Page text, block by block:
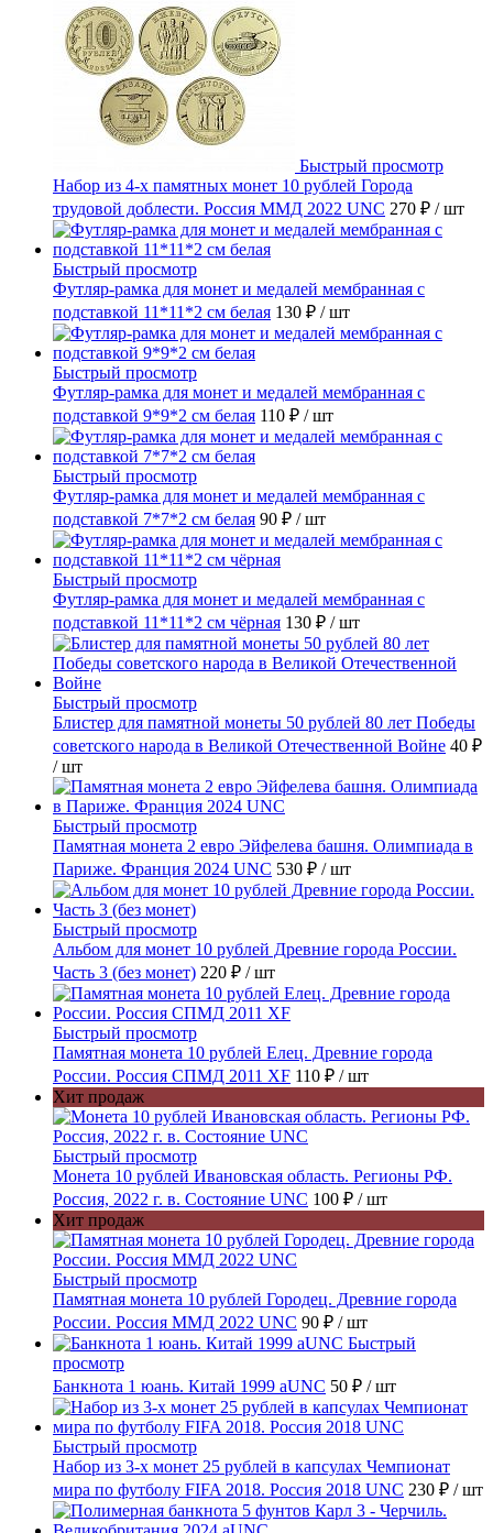
Быстрый просмотр
Набор из 4-х памятных монет 10 рублей Города
трудовой доблести. Россия ММД 2022 UNC 270 ₽ / шт
Быстрый просмотр
Футляр-рамка для монет и медалей мембранная с
подставкой 11*11*2 см белая 130 ₽ / шт
Быстрый просмотр
Футляр-рамка для монет и медалей мембранная с
подставкой 9*9*2 см белая 110 ₽ / шт
Быстрый просмотр
Футляр-рамка для монет и медалей мембранная с
подставкой 7*7*2 см белая 90 ₽ / шт
Быстрый просмотр
Футляр-рамка для монет и медалей мембранная с
подставкой 11*11*2 см чёрная 130 ₽ / шт
Быстрый просмотр
Блистер для памятной монеты 50 рублей 80 лет Победы
советского народа в Великой Отечественной Войне 40 ₽
/ шт
Быстрый просмотр
Памятная монета 2 евро Эйфелева башня. Олимпиада в
Париже. Франция 2024 UNC 530 ₽ / шт
Быстрый просмотр
Альбом для монет 10 рублей Древние города России.
Часть 3 (без монет) 220 ₽ / шт
Быстрый просмотр
Памятная монета 10 рублей Елец. Древние города
России. Россия СПМД 2011 XF 110 ₽ / шт
Хит продаж
Быстрый просмотр
Монета 10 рублей Ивановская область. Регионы РФ.
Россия, 2022 г. в. Состояние UNC 100 ₽ / шт
Хит продаж
Быстрый просмотр
Памятная монета 10 рублей Городец. Древние города
России. Россия ММД 2022 UNC 90 ₽ / шт
Быстрый
просмотр
Банкнота 1 юань. Китай 1999 aUNC 50 ₽ / шт
Быстрый просмотр
Набор из 3-х монет 25 рублей в капсулах Чемпионат
мира по футболу FIFA 2018. Россия 2018 UNC 230 ₽ / шт